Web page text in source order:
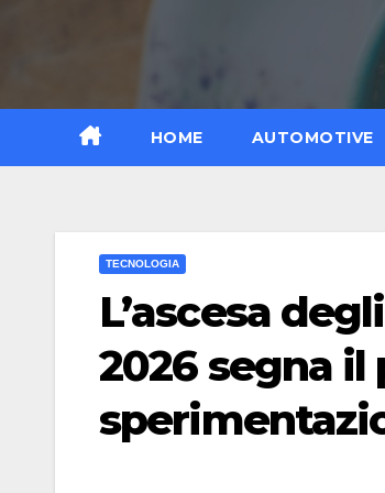
HOME AUTOMOTIVE
TECNOLOGIA
L’ascesa
2026 segna il